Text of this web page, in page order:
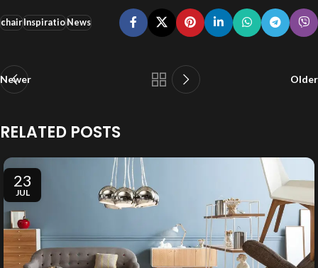
chairInspiratioNews
Newer Older
RELATED POSTS
23
JUL